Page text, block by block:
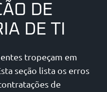
DE
DE TI
tropeçam em
seção lista os erros
de